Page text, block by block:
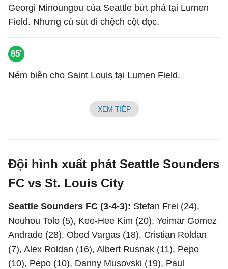
Georgi Minoungou của Seattle bứt phá tại Lumen
Field. Nhưng cú sút đi chệch cột dọc.
85'
Ném biên cho Saint Louis tại Lumen Field.
XEM TIẾP
Đội hình xuất phát Seattle Sounders
FC vs St. Louis City
Seattle Sounders FC (3-4-3): Stefan Frei (24),
Nouhou Tolo (5), Kee-Hee Kim (20), Yeimar Gomez
Andrade (28), Obed Vargas (18), Cristian Roldan
(7), Alex Roldan (16), Albert Rusnak (11), Pepo
(10), Pepo (10), Danny Musovski (19), Paul